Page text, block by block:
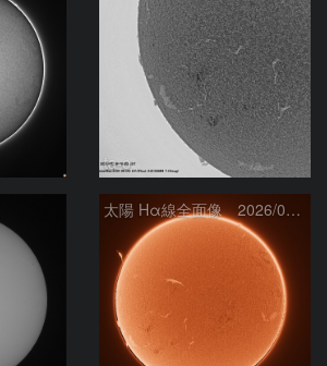
ta-o
太陽 Hα線全面像 2026/08/08